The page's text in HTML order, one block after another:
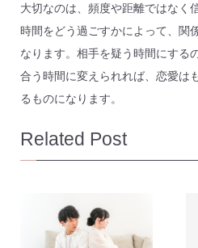
大切なのは、頻度や距離ではなく
時間をどう過ごすかによって、関
なります。相手を疑う時間にする
合う時間に変えられれば、恋愛は
るものになります。
Related Post